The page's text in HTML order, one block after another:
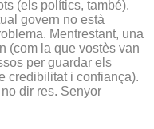
(els polítics, també).
govern no està
Mentrestant, una
(com la que vostès van
per guardar els
credibilitat i confiança).
dir res. Senyor